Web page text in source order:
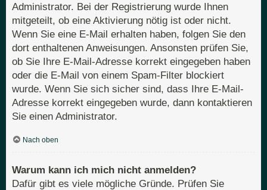
Administrator. Bei der Registrierung wurde Ihnen
mitgeteilt, ob eine Aktivierung nötig ist oder nicht.
Wenn Sie eine E-Mail erhalten haben, folgen Sie den
dort enthaltenen Anweisungen. Ansonsten prüfen Sie,
ob Sie Ihre E-Mail-Adresse korrekt eingegeben haben
oder die E-Mail von einem Spam-Filter blockiert
wurde. Wenn Sie sich sicher sind, dass Ihre E-Mail-
Adresse korrekt eingegeben wurde, dann kontaktieren
Sie einen Administrator.
Nach oben
Warum kann ich mich nicht anmelden?
Dafür gibt es viele mögliche Gründe. Prüfen Sie